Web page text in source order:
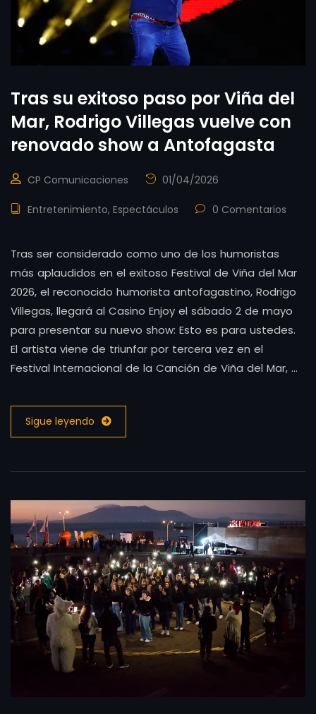
Tras su exitoso paso por Viña del
Mar, Rodrigo Villegas vuelve con
renovado show a Antofagasta
CP Comunicaciones 01/04/2026
Entretenimiento, Espectáculos 0 Comentarios
Tras ser considerado como uno de los humoristas
más aplaudidos en el exitoso Festival de Viña del Mar
2026, el reconocido humorista antofagastino, Rodrigo
Villegas, llegará al Casino Enjoy el sábado 2 de mayo
para presentar su nuevo show: Esto es para ustedes.
El artista viene de triunfar por tercera vez en el
Festival Internacional de la Canción de Viña del Mar, …
Sigue leyendo